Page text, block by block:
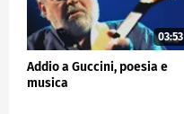
03:53
Addio a Guccini, poesia e
musica